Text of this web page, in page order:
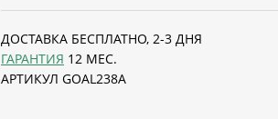
ДОСТАВКА БЕСПЛАТНО, 2-3 ДНЯ
ГАРАНТИЯ 12 МЕС.
АРТИКУЛ GOAL238A